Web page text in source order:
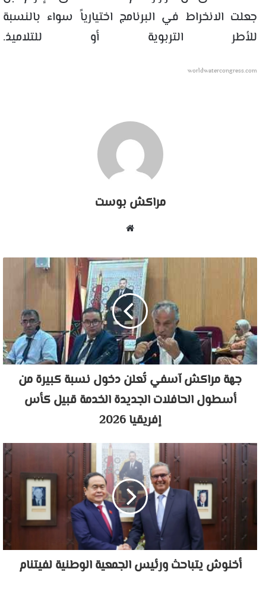
جعلت الانخراط في البرنامج اختيارياً سواء بالنسبة
للأطر التربوية أو للتلاميذ.
worldwatercongress.com
مراكش بوست
جهة مراكش آسفي تُعلن دخول نسبة كبيرة من
أسطول الحافلات الجديدة الخدمة قبيل كأس
إفريقيا 2026
أخنوش يتباحث ورئيس الجمعية الوطنية لفيتنام